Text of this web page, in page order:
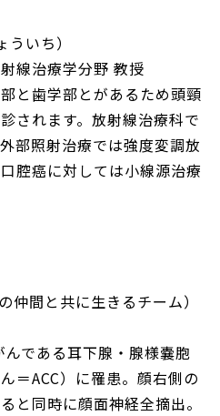
いち）
線治療学分野 教授
と歯学部とがあるため頭頸
されます。放射線治療科で
部照射治療では強度変調放
腔癌に対しては小線源治療
仲間と共に生きるチーム）
である耳下腺・腺様嚢胞
＝ACC）に罹患。顔右側の
と同時に顔面神経全摘出。